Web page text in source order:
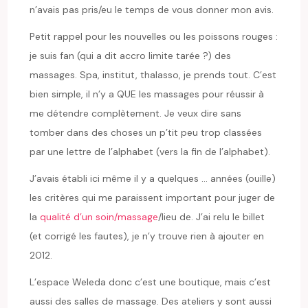
n’avais pas pris/eu le temps de vous donner mon avis.
Petit rappel pour les nouvelles ou les poissons rouges :
je suis fan (qui a dit accro limite tarée ?) des
massages. Spa, institut, thalasso, je prends tout. C’est
bien simple, il n’y a QUE les massages pour réussir à
me détendre complètement. Je veux dire sans
tomber dans des choses un p’tit peu trop classées
par une lettre de l’alphabet (vers la fin de l’alphabet).
J’avais établi ici même il y a quelques … années (ouille)
les critères qui me paraissent important pour juger de
laqualité d’un soin/massage/lieu de. J’ai relu le billet
(et corrigé les fautes), je n’y trouve rien à ajouter en
2012.
L’espace Weleda donc c’est une boutique, mais c’est
aussi des salles de massage. Des ateliers y sont aussi